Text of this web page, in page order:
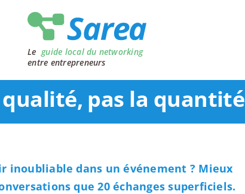
Le guide local du networking
entre entrepreneurs
qualité, pas la quantité
inoubliable dans un événement ? Mieux
que 20 échanges superficiels.